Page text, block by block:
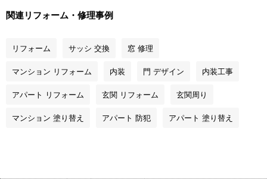
関連リフォーム・修理事例
リフォーム サッシ 交換 窓 修理
マンション リフォーム 内装 門 デザイン 内装工事
アパート リフォーム 玄関 リフォーム 玄関周り
マンション 塗り替え アパート 防犯 アパート 塗り替え